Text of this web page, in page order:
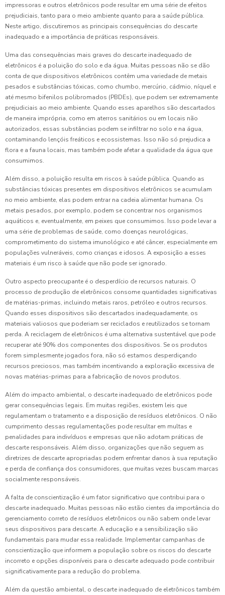
impressoras e outros eletrônicos pode resultar em uma série de efeitos
prejudiciais, tanto para o meio ambiente quanto para a saúde pública.
Neste artigo, discutiremos as principais consequências do descarte
inadequado e a importância de práticas responsáveis.
Uma das consequências mais graves do descarte inadequado de
eletrônicos é a poluição do solo e da água. Muitas pessoas não se dão
conta de que dispositivos eletrônicos contêm uma variedade de metais
pesados e substâncias tóxicas, como chumbo, mercúrio, cádmio, níquel e
até mesmo bifenilos polibromados (PBDEs), que podem ser extremamente
prejudiciais ao meio ambiente. Quando esses aparelhos são descartados
de maneira imprópria, como em aterros sanitários ou em locais não
autorizados, essas substâncias podem se infiltrar no solo e na água,
contaminando lençóis freáticos e ecossistemas. Isso não só prejudica a
flora e a fauna locais, mas também pode afetar a qualidade da água que
consumimos.
Além disso, a poluição resulta em riscos à saúde pública. Quando as
substâncias tóxicas presentes em dispositivos eletrônicos se acumulam
no meio ambiente, elas podem entrar na cadeia alimentar humana. Os
metais pesados, por exemplo, podem se concentrar nos organismos
aquáticos e, eventualmente, em peixes que consumimos. Isso pode levar a
uma série de problemas de saúde, como doenças neurológicas,
comprometimento do sistema imunológico e até câncer, especialmente em
populações vulneráveis, como crianças e idosos. A exposição a esses
materiais é um risco à saúde que não pode ser ignorado.
Outro aspecto preocupante é o desperdício de recursos naturais. O
processo de produção de eletrônicos consome quantidades significativas
de matérias-primas, incluindo metais raros, petróleo e outros recursos.
Quando esses dispositivos são descartados inadequadamente, os
materiais valiosos que poderiam ser reciclados e reutilizados se tornam
perda. A reciclagem de eletrônicos é uma alternativa sustentável que pode
recuperar até 90% dos componentes dos dispositivos. Se os produtos
forem simplesmente jogados fora, não só estamos desperdiçando
recursos preciosos, mas também incentivando a exploração excessiva de
novas matérias-primas para a fabricação de novos produtos.
Além do impacto ambiental, o descarte inadequado de eletrônicos pode
gerar consequências legais. Em muitas regiões, existem leis que
regulamentam o tratamento e a disposição de resíduos eletrônicos. O não
cumprimento dessas regulamentações pode resultar em multas e
penalidades para indivíduos e empresas que não adotam práticas de
descarte responsáveis. Além disso, organizações que não seguem as
diretrizes de descarte apropriadas podem enfrentar danos à sua reputação
e perda de confiança dos consumidores, que muitas vezes buscam marcas
socialmente responsáveis.
A falta de conscientização é um fator significativo que contribui para o
descarte inadequado. Muitas pessoas não estão cientes da importância do
gerenciamento correto de resíduos eletrônicos ou não sabem onde levar
seus dispositivos para descarte. A educação e a sensibilização são
fundamentais para mudar essa realidade. Implementar campanhas de
conscientização que informem a população sobre os riscos do descarte
incorreto e opções disponíveis para o descarte adequado pode contribuir
significativamente para a redução do problema.
Além da questão ambiental, o descarte inadequado de eletrônicos também